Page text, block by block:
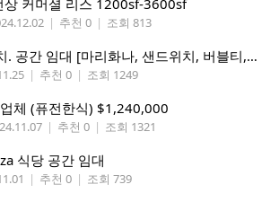
상 커머셜 리스 1200sf-3600sf
| 추천 0 | 조회 813
타코마 4거리 위치. 공간 임대 [마리화나, 샌드위치, 버블티, 카페, 스모크샾, 등등,]
| 추천 0 | 조회 1249
체 (퓨전한식) $1,240,000
| 추천 0 | 조회 1321
식당 공간 임대
| 추천 0 | 조회 739